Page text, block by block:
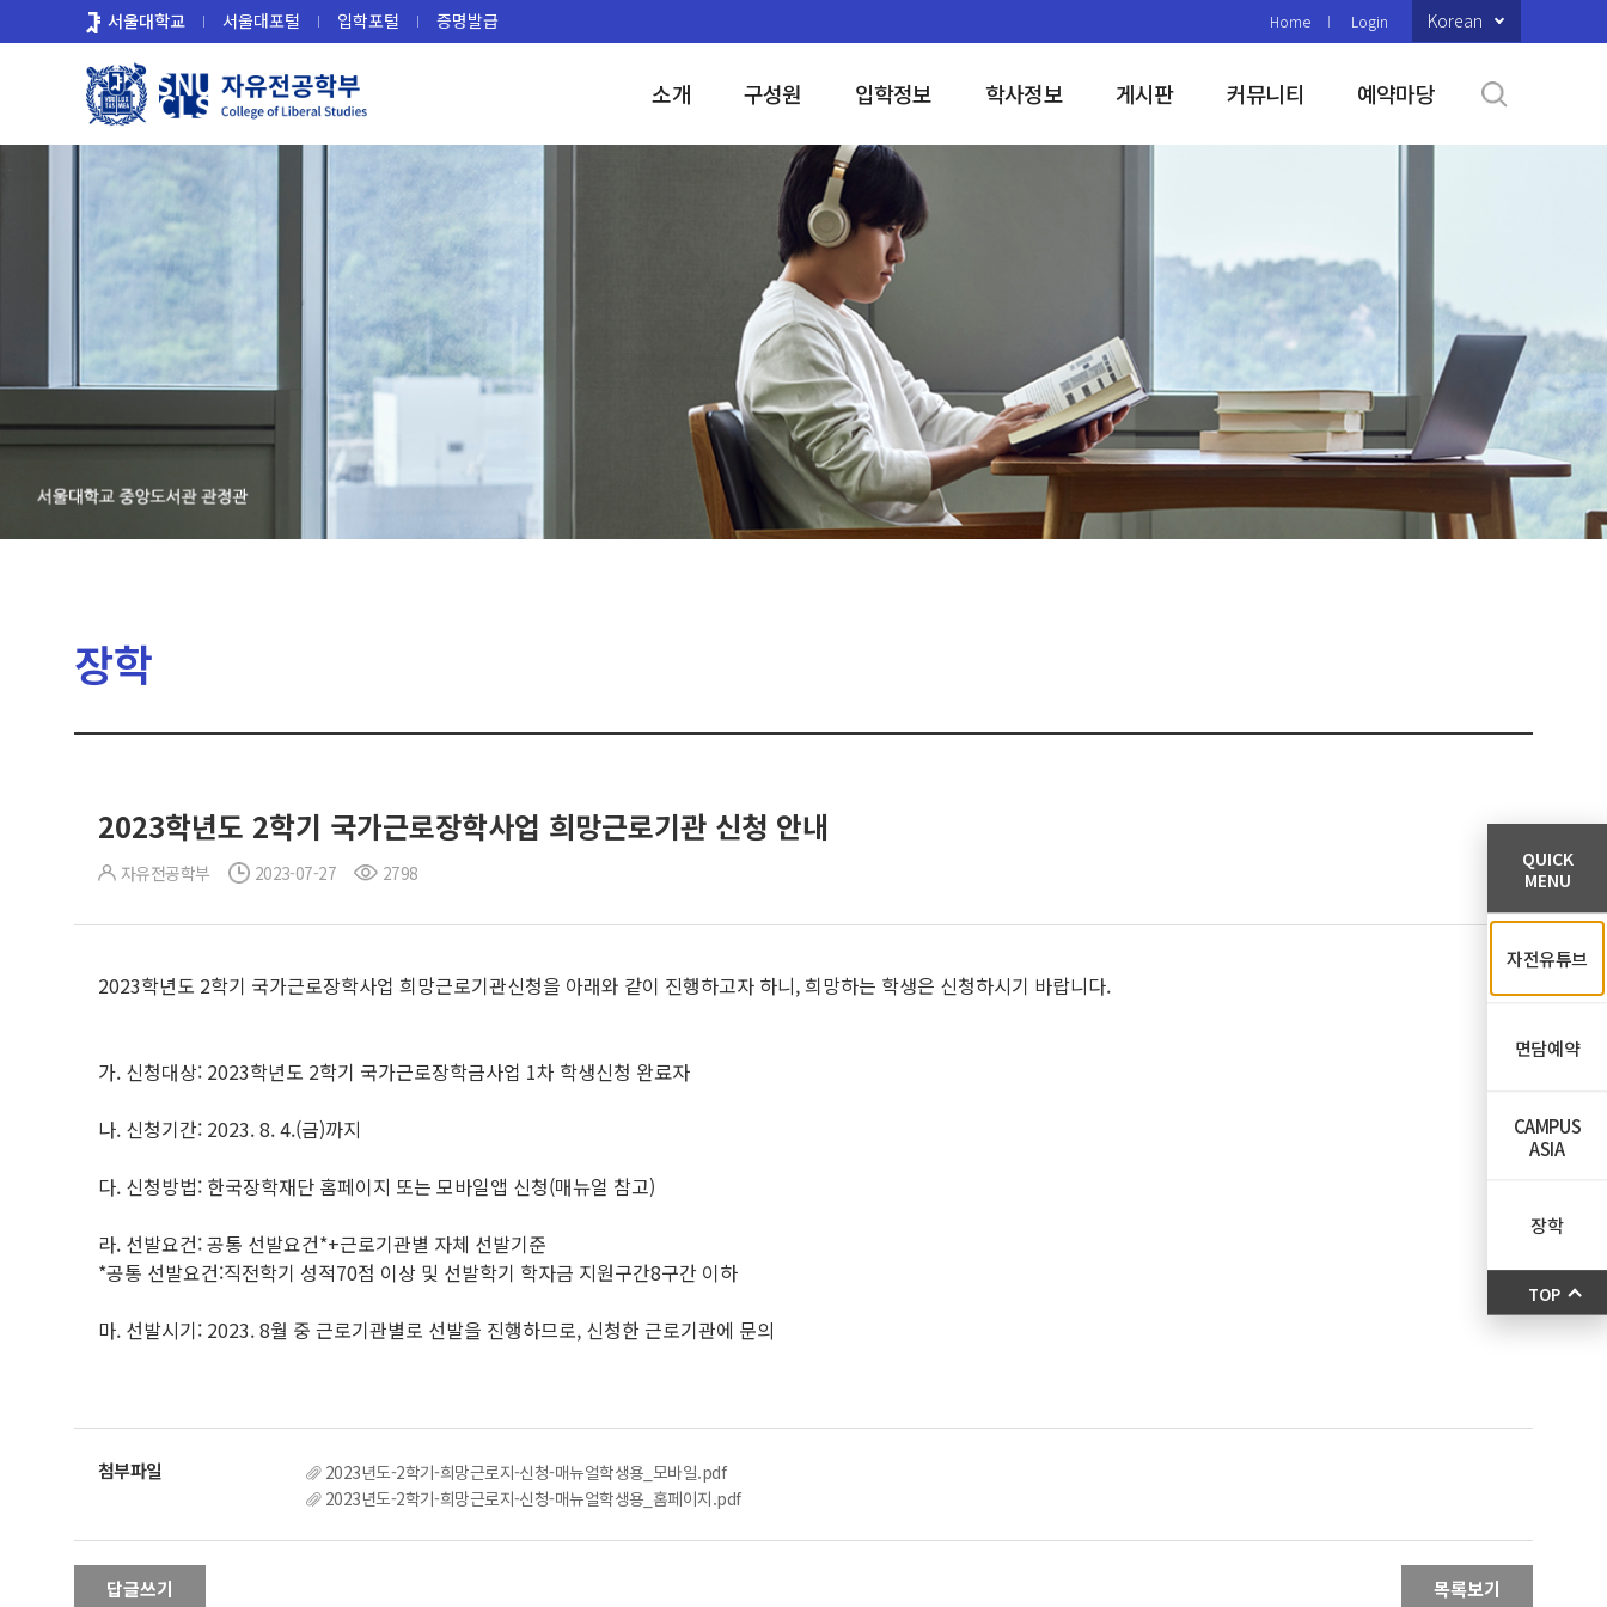
로
서울대학교 서울대포털 입학포털 증명발급 Home Login Korean
소개 구성원 입학정보 학사정보 게시판 커뮤니티 예약마당
장학
2023학년도 2학기 국가근로장학사업 희망근로기관 신청 안내
자유전공학부 2023-07-27 2798
2023학년도 2학기 국가근로장학사업 희망근로기관신청을 아래와 같이 진행하고자 하니, 희망하는 학생은 신청하시기 바랍니다.
가. 신청대상: 2023학년도 2학기 국가근로장학금사업 1차 학생신청 완료자
나. 신청기간: 2023. 8. 4.(금)까지
다. 신청방법: 한국장학재단 홈페이지 또는 모바일앱 신청(매뉴얼 참고)
라. 선발요건: 공통 선발요건*+근로기관별 자체 선발기준
*공통 선발요건:직전학기 성적70점 이상 및 선발학기 학자금 지원구간8구간 이하
마. 선발시기: 2023. 8월 중 근로기관별로 선발을 진행하므로, 신청한 근로기관에 문의
2023년도-2학기-희망근로지-신청-매뉴얼학생용_모바일.pdf
2023년도-2학기-희망근로지-신청-매뉴얼학생용_홈페이지.pdf
답글쓰기 목록보기
QUICK
MENU
자전유튜브
면담예약
CAMPUS
ASIA
장학
TOP